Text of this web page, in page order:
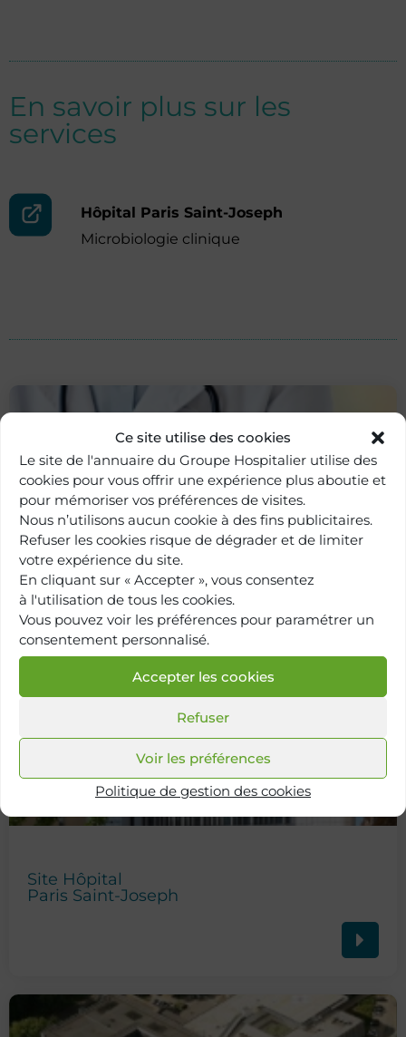
Ce site utilise des cookies
Le site de l'annuaire du Groupe Hospitalier utilise des
cookies pour vous offrir une expérience plus aboutie et
pour mémoriser vos préférences de visites.
Nous n’utilisons aucun cookie à des fins publicitaires.
Refuser les cookies risque de dégrader et de limiter
votre expérience du site.
En cliquant sur « Accepter », vous consentez
à l'utilisation de tous les cookies.
Vous pouvez voir les préférences pour paramétrer un
consentement personnalisé.
Accepter les cookies
Refuser
Voir les préférences
Politique de gestion des cookies
En savoir plus sur les
services
Hôpital Paris Saint-Joseph
Microbiologie clinique
Retour à
l'annuaire
Site Hôpital
Paris Saint-Joseph